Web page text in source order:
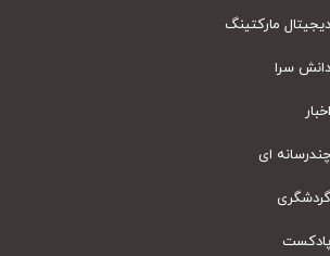
مارکتینگ
سرا
ای